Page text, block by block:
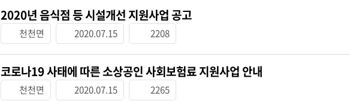
2020년 음식점 등 시설개선 지원사업 공고
천천면 2020.07.15 2208
코로나19 사태에 따른 소상공인 사회보험료 지원사업 안내
천천면 2020.07.15 2265